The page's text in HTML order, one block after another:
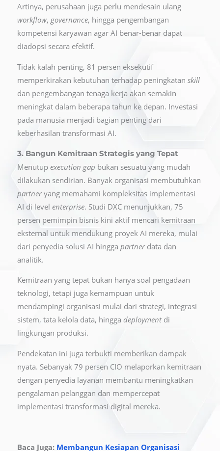
Artinya, perusahaan juga perlu mendesain ulang
workflow, governance, hingga pengembangan
kompetensi karyawan agar AI benar-benar dapat
diadopsi secara efektif.
Tidak kalah penting, 81 persen eksekutif
memperkirakan kebutuhan terhadap peningkatan skill
dan pengembangan tenaga kerja akan semakin
meningkat dalam beberapa tahun ke depan. Investasi
pada manusia menjadi bagian penting dari
keberhasilan transformasi AI.
3. Bangun Kemitraan Strategis yang Tepat
Menutup execution gap bukan sesuatu yang mudah
dilakukan sendirian. Banyak organisasi membutuhkan
partneryang memahami kompleksitas implementasi
AI di level enterprise. Studi DXC menunjukkan, 75
persen pemimpin bisnis kini aktif mencari kemitraan
eksternal untuk mendukung proyek AI mereka, mulai
dari penyedia solusi AI hingga partnerdata dan
analitik.
Kemitraan yang tepat bukan hanya soal pengadaan
teknologi, tetapi juga kemampuan untuk
mendampingi organisasi mulai dari strategi, integrasi
sistem, tata kelola data, hingga deploymentdi
lingkungan produksi.
Pendekatan ini juga terbukti memberikan dampak
nyata. Sebanyak 79 persen CIO melaporkan kemitraan
dengan penyedia layanan membantu meningkatkan
pengalaman pelanggan dan mempercepat
implementasi transformasi digital mereka.
Baca Juga: Membangun Kesiapan Organisasi